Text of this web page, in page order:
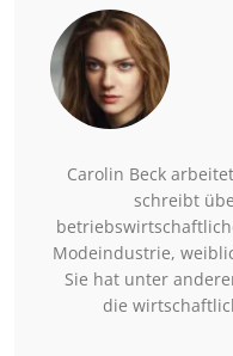
Carolin Beck
schreibt
Modeindustrie,
Sie hat unter
die